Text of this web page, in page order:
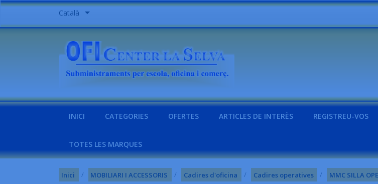
Català 
INICI CATEGORIES OFERTES ARTICLES DE INTERÈS REGISTREU-VOS
TOTES LES MARQUES
Inici MOBILIARI I ACCESSORIS Cadires d'oficina Cadires operatives MMC SILLA